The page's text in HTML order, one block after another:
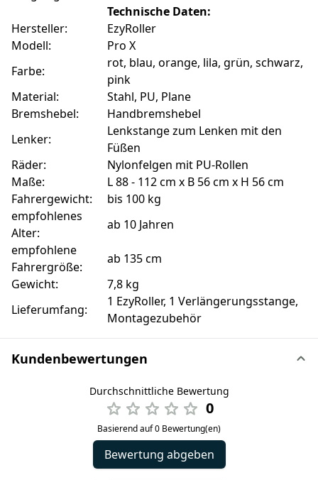
Technische Daten:
Hersteller:
EzyRoller
Modell:
Pro X
Farbe:
rot, blau, orange, lila, grün, schwarz,
pink
Material:
Stahl, PU, Plane
Bremshebel:
Handbremshebel
Lenker:
Lenkstange zum Lenken mit den
Füßen
Räder:
Nylonfelgen mit PU-Rollen
Maße:
L 88 - 112 cm x B 56 cm x H 56 cm
Fahrergewicht:
bis 100 kg
empfohlenes
Alter:
ab 10 Jahren
empfohlene
Fahrergröße:
ab 135 cm
Gewicht:
7,8 kg
Lieferumfang:
1 EzyRoller, 1 Verlängerungsstange,
Montagezubehör
Kundenbewertungen
Durchschnittliche Bewertung
0
Basierend auf 0 Bewertung(en)
Bewertung abgeben